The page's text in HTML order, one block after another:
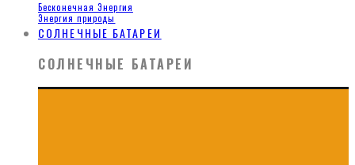
Бесконечная Энергия
Энергия природы
СОЛНЕЧНЫЕ БАТАРЕИ
СОЛНЕЧНЫЕ БАТАРЕИ